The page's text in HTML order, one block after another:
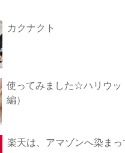
カクナクト
使ってみました☆ハリウッ
編）
楽天は、アマゾンへ染まっ